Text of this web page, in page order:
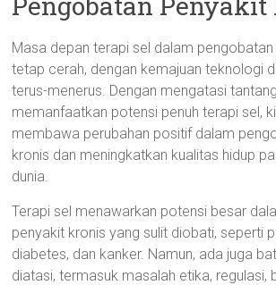
Masa depan terapi sel dalam
tetap cerah, dengan kemajuan teknologi
terus-menerus. Dengan mengatasi
memanfaatkan potensi penuh terapi sel,
membawa perubahan positif dalam
kronis dan meningkatkan kualitas hidup
dunia.
Terapi sel menawarkan potensi besar
penyakit kronis yang sulit diobati, seperti
diabetes, dan kanker. Namun, ada juga
diatasi, termasuk masalah etika, regulasi,